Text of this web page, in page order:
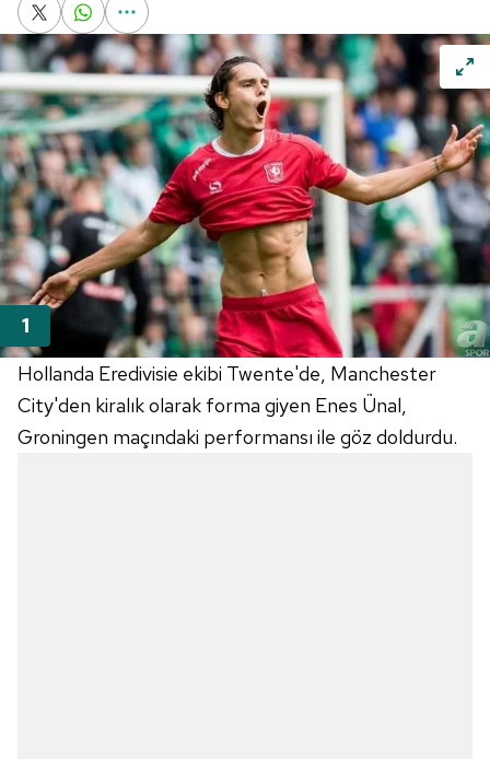
Hollanda Eredivisie ekibi Twente'de, Manchester
City'den kiralık olarak forma giyen Enes Ünal,
Groningen maçındaki performansı ile göz doldurdu.